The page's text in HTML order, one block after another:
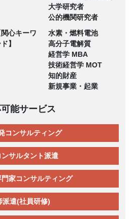
大学研究者
公的機関研究者
関心キーワ
】
水素・燃料電池
高分子電解質
経営学 MBA
技術経営学 MOT
知的財産
新規事業・起業
能サービス
コンサルティング
サルタント派遣
門家コンサルティング
派遣(社員研修)